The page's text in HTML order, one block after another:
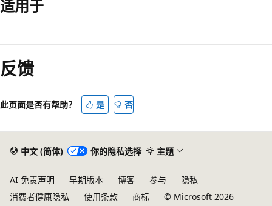
适用于
读
模
已
用
反馈
此页面是否有帮助？ 是 否
中文 (简体) 你的隐私选择 主题
AI 免责声明 早期版本 博客 参与
隐私
消费者健康隐私
使用条款 商标 © Microsoft 2026